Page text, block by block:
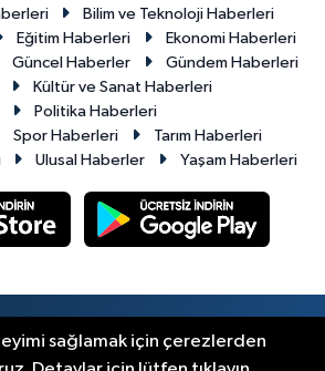
Bilim ve Teknoloji Haberleri
Eğitim Haberleri
Ekonomi Haberleri
Güncel Haberler
Gündem Haberleri
Kültür ve Sanat Haberleri
Politika Haberleri
Spor Haberleri
Tarım Haberleri
Ulusal Haberler Yaşam Haberleri
sağlamak için çerezlerden